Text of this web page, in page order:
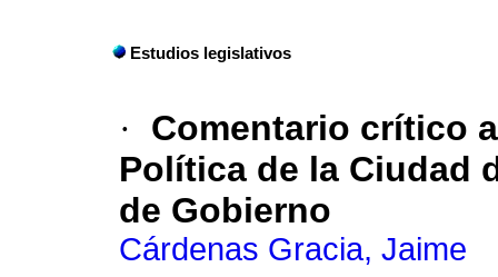
Estudios legislativos
·
Comentario crítico
Política de la Ciudad
de Gobierno
Cárdenas Gracia, Jaime